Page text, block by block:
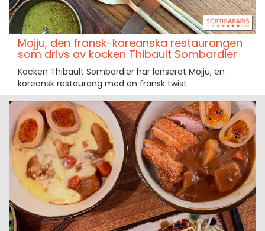
Mojju, den fransk-koreanska restaurangen
som drivs av kocken Thibault Sombardier
Kocken Thibault Sombardier har lanserat Mojju, en
koreansk restaurang med en fransk twist.